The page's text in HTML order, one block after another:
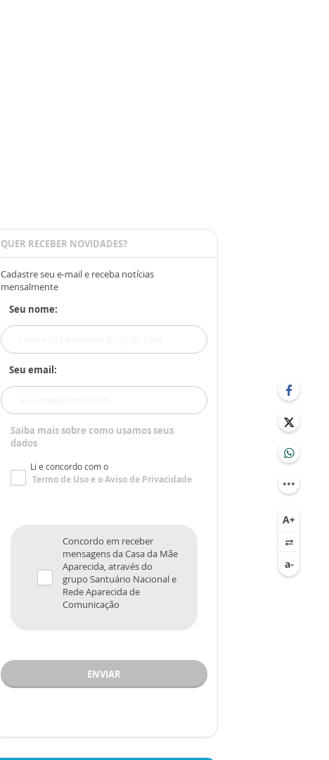
QUER RECEBER NOVIDADES?
Cadastre seu e-mail e receba notícias
mensalmente
Seu nome:
Seu email:
Saiba mais sobre como usamos seus
dados
Li e concordo com o
Termo de Usoe oAviso de Privacidade
Concordo em receber
mensagens da Casa da Mãe
Aparecida, através do
grupo Santuário Nacional e
Rede Aparecida de
Comunicação
ENVIAR